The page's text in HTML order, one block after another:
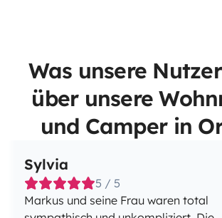
Was unsere
über unsere
und Camper in
Sylvia
5 / 5
Markus und seine Frau waren total